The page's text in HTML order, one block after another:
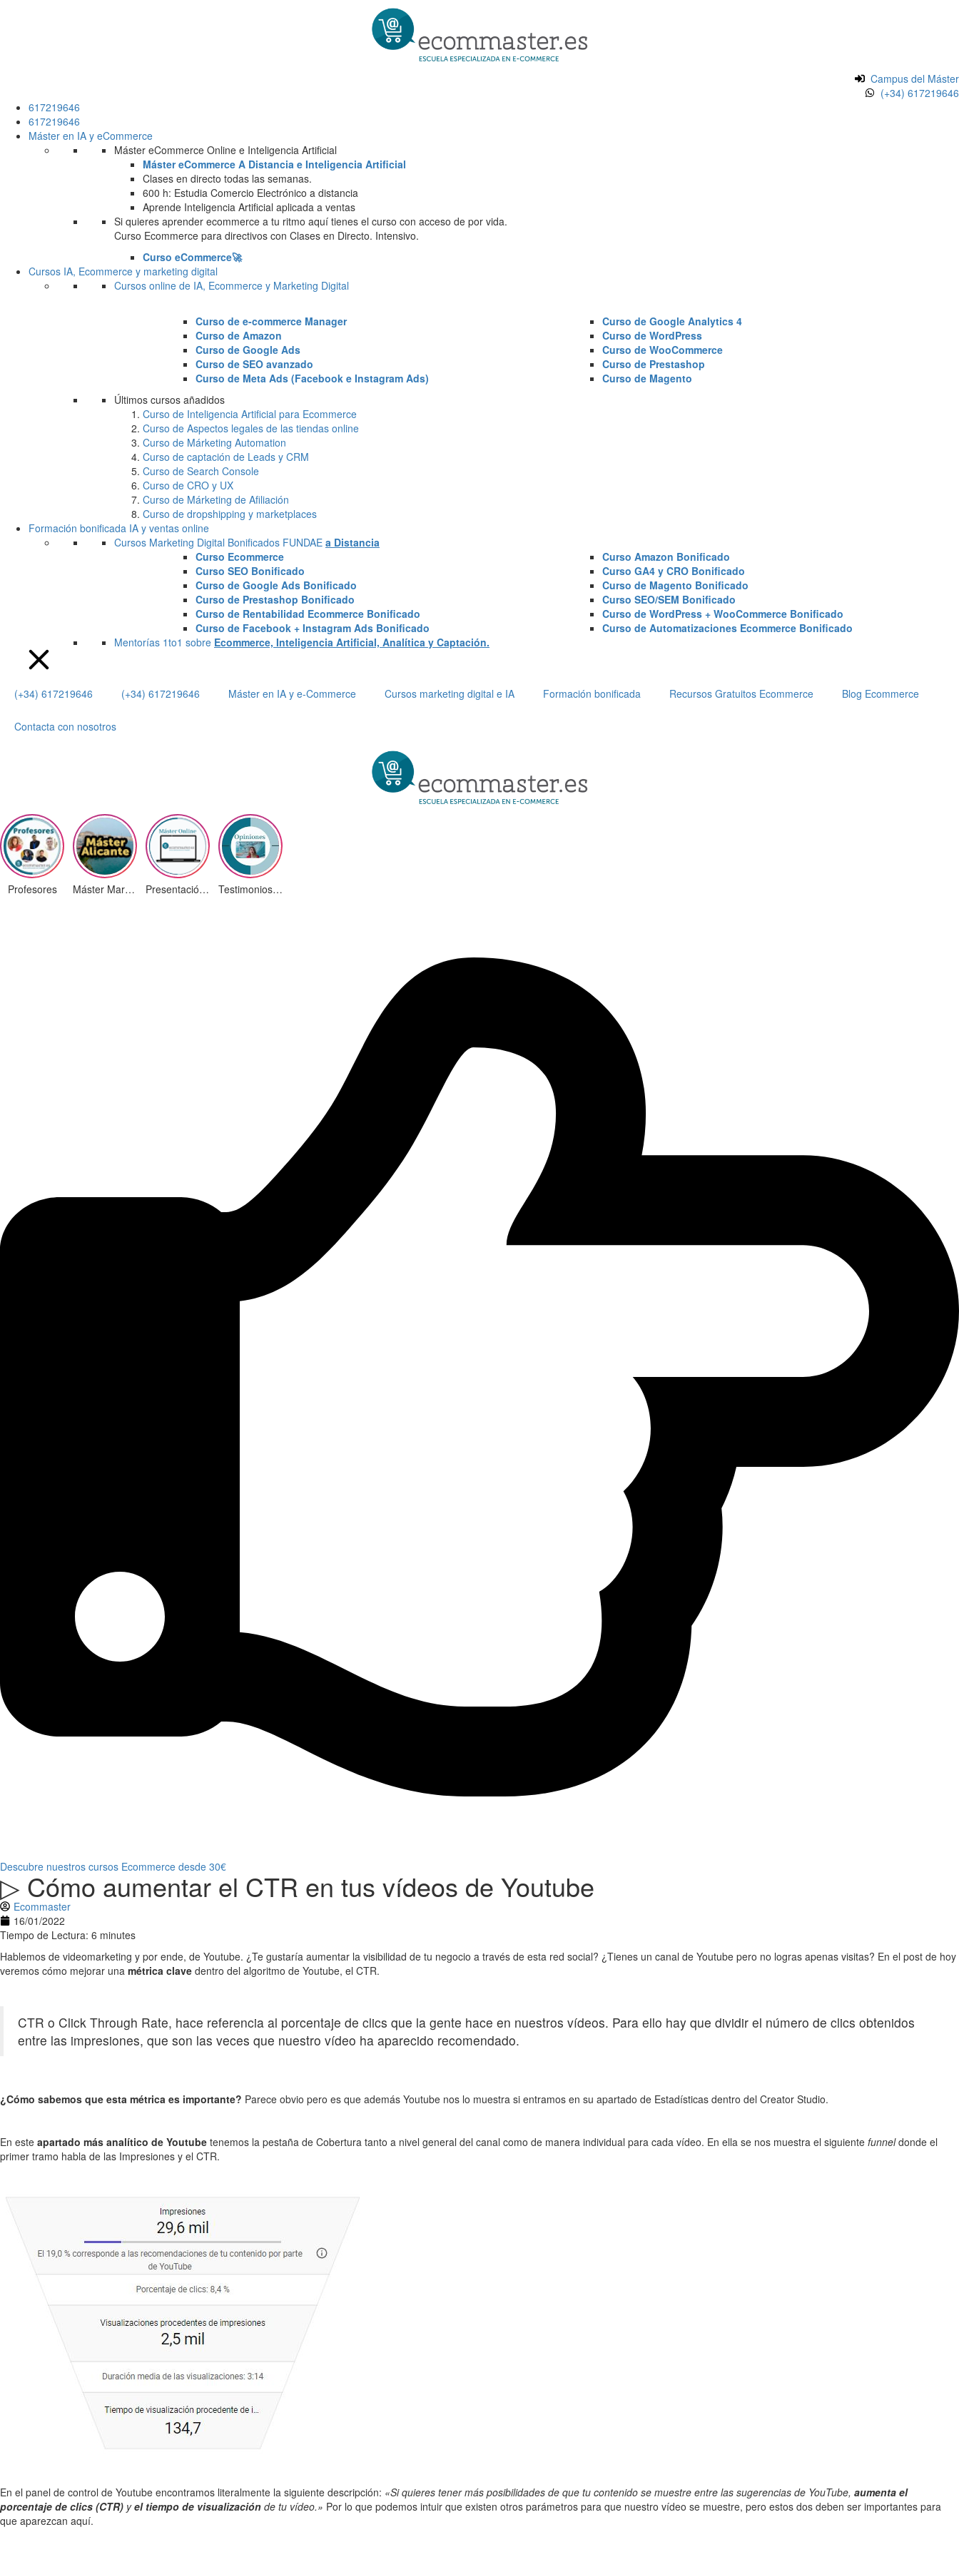
Campus del Máster
(+34) 617219646
617219646
617219646
Máster en IA y eCommerce
Máster eCommerce Online e Inteligencia Artificial
Máster eCommerce A Distancia e Inteligencia Artificial
Clases en directo todas las semanas.
600 h: Estudia Comercio Electrónico a distancia
Aprende Inteligencia Artificial aplicada a ventas
Si quieres aprender ecommerce a tu ritmo aquí tienes el curso con acceso de por vida.
Curso Ecommerce para directivos con Clases en Directo. Intensivo.
Curso eCommerce🚀
Cursos IA, Ecommerce y marketing digital
Cursos online de IA, Ecommerce y Marketing Digital
Curso de e-commerce Manager
Curso de Amazon
Curso de Google Ads
Curso de SEO avanzado
Curso de Meta Ads (Facebook e Instagram Ads)
Curso de Google Analytics 4
Curso de WordPress
Curso de WooCommerce
Curso de Prestashop
Curso de Magento
Últimos cursos añadidos
Curso de Inteligencia Artificial para Ecommerce
Curso de Aspectos legales de las tiendas online
Curso de Márketing Automation
Curso de captación de Leads y CRM
Curso de Search Console
Curso de CRO y UX
Curso de Márketing de Afiliación
Curso de dropshipping y marketplaces
Formación bonificada IA y ventas online
Cursos Marketing Digital Bonificados FUNDAE a Distancia
Curso Ecommerce
Curso SEO Bonificado
Curso de Google Ads Bonificado
Curso de Prestashop Bonificado
Curso de Rentabilidad Ecommerce Bonificado
Curso de Facebook + Instagram Ads Bonificado
Curso Amazon Bonificado
Curso GA4 y CRO Bonificado
Curso de Magento Bonificado
Curso SEO/SEM Bonificado
Curso de WordPress + WooCommerce Bonificado
Curso de Automatizaciones Ecommerce Bonificado
Mentorías 1to1 sobre Ecommerce, Inteligencia Artificial, Analítica y Captación.
(+34) 617219646 (+34) 617219646 Máster en IA y e-Commerce Cursos marketing digital e IA Formación bonificada Recursos Gratuitos Ecommerce Blog Ecommerce
Contacta con nosotros
Profesores Máster Marketing Digital en Alicante Presentación ¡Nuevas Ediciones! Testimonios Alumnos
Descubre nuestros cursos Ecommerce desde 30€
▷ Cómo aumentar el CTR en tus vídeos de Youtube
Ecommaster
16/01/2022
Tiempo de Lectura: 6 minutes
Hablemos de videomarketing y por ende, de Youtube. ¿Te gustaría aumentar la visibilidad de tu negocio a través de esta red social? ¿Tienes un canal de Youtube pero no logras apenas visitas? En el post de hoy
veremos cómo mejorar una métrica clave dentro del algoritmo de Youtube, el CTR.
CTR o Click Through Rate, hace referencia al porcentaje de clics que la gente hace en nuestros vídeos. Para ello hay que dividir el número de clics obtenidos
entre las impresiones, que son las veces que nuestro vídeo ha aparecido recomendado.
¿Cómo sabemos que esta métrica es importante? Parece obvio pero es que además Youtube nos lo muestra si entramos en su apartado de Estadísticas dentro del Creator Studio.
En este apartado más analítico de Youtube tenemos la pestaña de Cobertura tanto a nivel general del canal como de manera individual para cada vídeo. En ella se nos muestra el siguiente funneldonde el
primer tramo habla de las Impresiones y el CTR.
En el panel de control de Youtube encontramos literalmente la siguiente descripción: «Si quieres tener más posibilidades de que tu contenido se muestre entre las sugerencias de YouTube, aumenta el
porcentaje de clics (CTR) yel tiempo de visualización de tu vídeo.» Por lo que podemos intuir que existen otros parámetros para que nuestro vídeo se muestre, pero estos dos deben ser importantes para
que aparezcan aquí.